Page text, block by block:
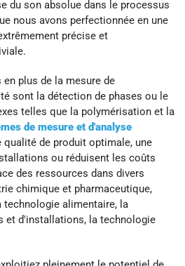
du son absolue dans le processus
nous avons perfectionnée en une
précise et
plus de la mesure de
sont la détection de phases ou le
telles que la polymérisation et la
de mesure et d'analyse
qualité de produit optimale, une
ou réduisent les coûts
des ressources dans divers
chimique et pharmaceutique,
technologie alimentaire, la
et d'installations, la technologie